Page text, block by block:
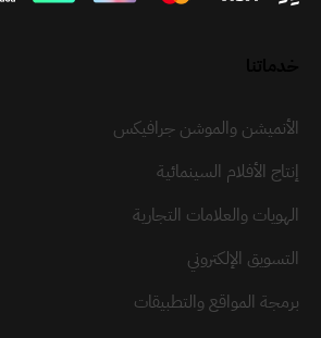
الأنميشن والموشن جرافيكس
إنتاج الأفلام السينمائية
الهويات والعلامات التجارية
التسويق الإلكتروني
برمجة المواقع والتطبيقات